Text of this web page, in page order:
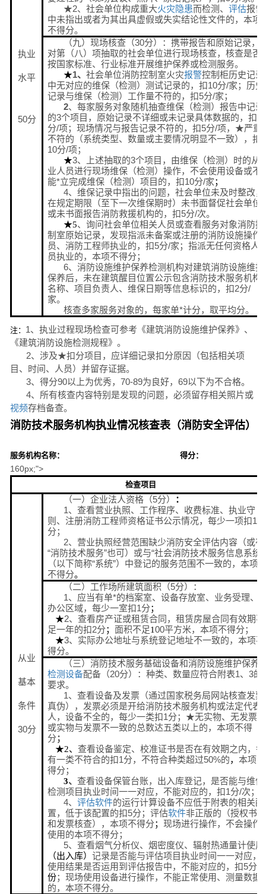
执业
水平
50分
★2、社会单位构成重大火灾隐患而检测、 评估报告
中未指出或者为其出具虚假或失实结论性文件的，本项
不得分。
（九）现场核查（30分）：携带报告和原始记录，
对第（八）项抽取的社会单位进行现场核查，核查是否
按国家标准、行业标准开展维护保养或检测服务。
★1、 社会单位消防控制室火灾报警控制柜历史记录
中无对应的维保（检测）测试记录的，扣10分/家；历史
记录与维保（检测）工作量不符的，扣5分/家；
2、每家服务对象随机抽查维保（检测）报告中记录
的3个项目，原始记录不详细或未记录具体数据的，扣2
分/项；现场情况与报告记录不符的，扣5分/项，★严重
不符的（系统类型、数量或主要情况明显不一致），扣
10分/项；
★3、上述抽取的3个项目，由维保（检测）时的从
业人员进行现场维保（检测）操作，不会使用设备或不
能*立完成维保（检测）项目的，扣10分/家；
4、维保记录中指出的问题，社会单位未及时整改，
在规定期限（至下一次维保期时）未书面督促社会单位
或未书面报告消防救援机构的，扣5分/次。
★5、询问社会单位相关人员或查看服务对象消防控
制室原始记录，发现指派未备案或注册的消防设施操作
员、消防工程师执业的，扣5分/家；指派无任何资格人
员执业的，本项不得分；
6、消防设施维护保养检测机构对建筑消防设施维护
保养后，未在建筑醒目位置公示包含消防技术服务机构
名称、项目负责人、维保日期等信息标识的，扣2分/
家。
核查多家服务对象的，每家单*计分，取平均分。
注： 1、执业过程现场检查可参考《建筑消防设施维护保养》、
《建筑消防设施检测规程》。
2、涉及★扣分项目，应详细记录扣分原因（包括相关项
目、时间、人员）并留存证据。
3、得分90以上为优秀，70-89为良好，69以下为不合格。
4、所有核查内容特别是发现的问题，必须留存相关照片或
视频存档备查。
消防技术服务机构执业情况核查表（消防安全评估）
服务机构名称： 得分：
160px;">
检查项目
从业
基本
条件
30分
（一）企业法人资格（5分） ：
1、查看营业执照、工作程序、收费标准、执业守
则、注册消防工程师资格证书公示情况，每少一项扣1
分；
2、营业执照经营范围缺少消防安全评估内容（或有
“消防技术服务”也可）或与“社会消防技术服务信息系统”
（以下简称“系统”）中登记的服务范围不一致的，本项
不得分。
（二）工作场所建筑面积（5分）：
1、应当有单*的档案室、设备存放室、业务受理、
办公区域，每少一室扣1分；
★2、查看房产证或租赁合同，租赁房屋合同有效期不
足一年的扣2分； 面积不足100平方米，本项不得分；
★3、实际办公地址与系统登记地址不一致的，本项不
得分。
（三）消防技术服务基础设备和消防设施维护保养
检测设备配备（20分）：种类、数量应符合附表1、3的
要求。
1、查看设备及发票（通过国家税务局网站核查发票
真伪），发票必须是开给消防技术服务机构或法定代表
人，设备不全的，每少一类扣1分；★无实物、无发票
或实物与发票不一致的总数达五类以上的，本项不得
分；
★2、 查看设备鉴定、校准证书是否在有效期之内，每
有一类不符合的扣1分，不符合种类超过50%的， 本项不
得分；
3、 查看设备保管台账，出入库登记，是否能与维保
检测项目执业时间一一对应，不能对应的，扣1分/次；
4、 评估软件的运行计算设备不应低于附表的相关配
置，低于该配置的扣5分；评估软件非正版的（授权书
和发票核查），本项不得分； 现场进行操作，不会操作
使用的本项不得分；
5、查看烟气分析仪、烟密度仪、辐射热通量计使用
（出入库） 记录是否能与评估项目执业时间一一对应，
使用结果是否运用到评估报告中，不能对应的，扣5分/
份；现场使用设备进行操作，不能正常使用、测量数据
的，本项不得分。